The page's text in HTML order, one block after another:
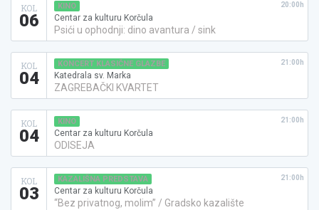
KOL
06
KINO
Centar za kulturu Korčula
Psići u ophodnji: dino avantura / sink
20:00h
KOL
04
KONCERT KLASIČNE GLAZBE
Katedrala sv. Marka
ZAGREBAČKI KVARTET
21:00h
KOL
04
KINO
Centar za kulturu Korčula
ODISEJA
21:00h
KOL
03
KAZALIŠNA PREDSTAVA
Centar za kulturu Korčula
“Bez privatnog, molim” / Gradsko kazalište
21:00h